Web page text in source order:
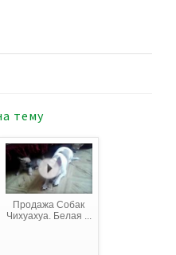
тему
Продажа Собак
Чихуахуа. Белая ...